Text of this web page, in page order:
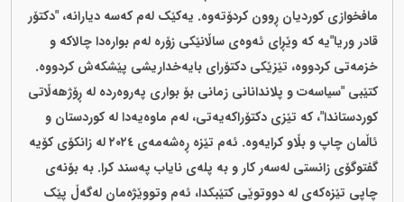
مافخوازی کوردیان ڕوون کردۆتەوە. یەکێک لەم کەسە دیارانە، "دکتۆر
قادر وریا"یە کە وێڕای ئەوەی ساڵانێکی زۆرە لەم بوارەدا چالاکە و
خزمەتی کردووە، تێزێکی دکتۆرای بایەخداریشی پێشکەش کردووە.
کتێبی "سیاسەت و پلاندانانی زمانی بۆ بواری پەروەردە لە ڕۆژهەڵاتی
کوردستاندا"، کە تێزی دکتۆراکەیەتی، لەم ماوەیەدا لە کوردستان و
ئاڵمان چاپ و بڵاو کرایەوە. ئەم تێزە ڕەشەمەی ٢٠٢٤ لە زانکۆی کۆیە
گفتوگۆی زانستی لەسەر کار و بە پلەی نایاب پەسند کرا. بە بۆنەی
چاپی تێزەکەی لە دووتوێی کتێبکدا، ئەم وتووێژەمان لەگەڵ پێک